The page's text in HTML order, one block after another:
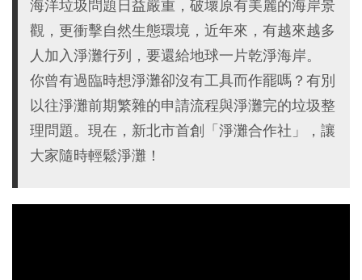
海洋垃圾問題日益嚴重，破壞原有美麗的海岸景
觀，更衝擊自然生態環境，近年來，有越來越多
人加入淨灘行列，要還給地球一片乾淨海岸。
你曾有過臨時想淨灘卻沒有工具而作罷嗎？有別
以往淨灘前期繁雜的申請流程與淨灘完的垃圾整
理問題。現在，新北市首創「淨灘合作社」，讓
大家隨時輕鬆淨灘！